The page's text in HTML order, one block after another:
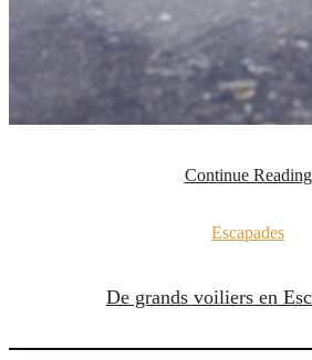
Continue Reading
Escapades
De grands voiliers en